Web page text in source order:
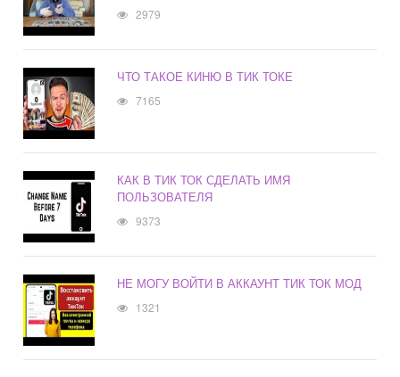
2979
ЧТО ТАКОЕ КИНЮ В ТИК ТОКЕ
7165
КАК В ТИК ТОК СДЕЛАТЬ ИМЯ
ПОЛЬЗОВАТЕЛЯ
9373
НЕ МОГУ ВОЙТИ В АККАУНТ ТИК ТОК МОД
1321